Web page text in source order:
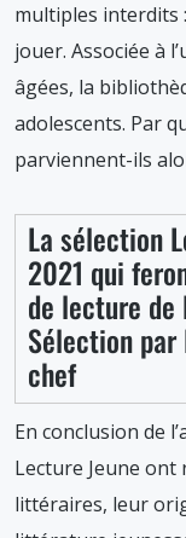
multiples interdits
jouer. Associée à
âgées, la
adolescents. Par
parviennent-ils
La sélection
2021 qui
de lecture de
Sélection
chef
En conclusion de
Lecture Jeune
littéraires, leur